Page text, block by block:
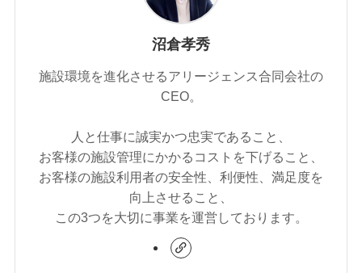
沼倉孝秀
施設環境を進化させるアリージェンス合同会社の
CEO。
人と仕事に誠実かつ忠実であること、
お客様の施設管理にかかるコストを下げること、
お客様の施設利用者の安全性、利便性、満足度を
向上させること、
この3つを大切に事業を運営しております。